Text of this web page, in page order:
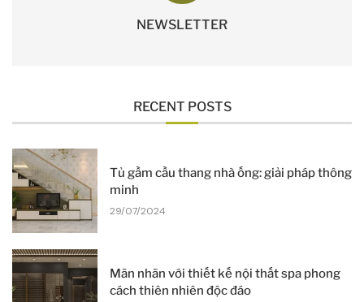
NEWSLETTER
RECENT POSTS
Tủ gầm cầu thang nhà ống: giải pháp thông
minh
29/07/2024
Mãn nhãn với thiết kế nội thất spa phong
cách thiên nhiên độc đáo